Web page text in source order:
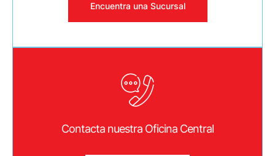
Encuentra una Sucursal
Contacta nuestra Oficina Central